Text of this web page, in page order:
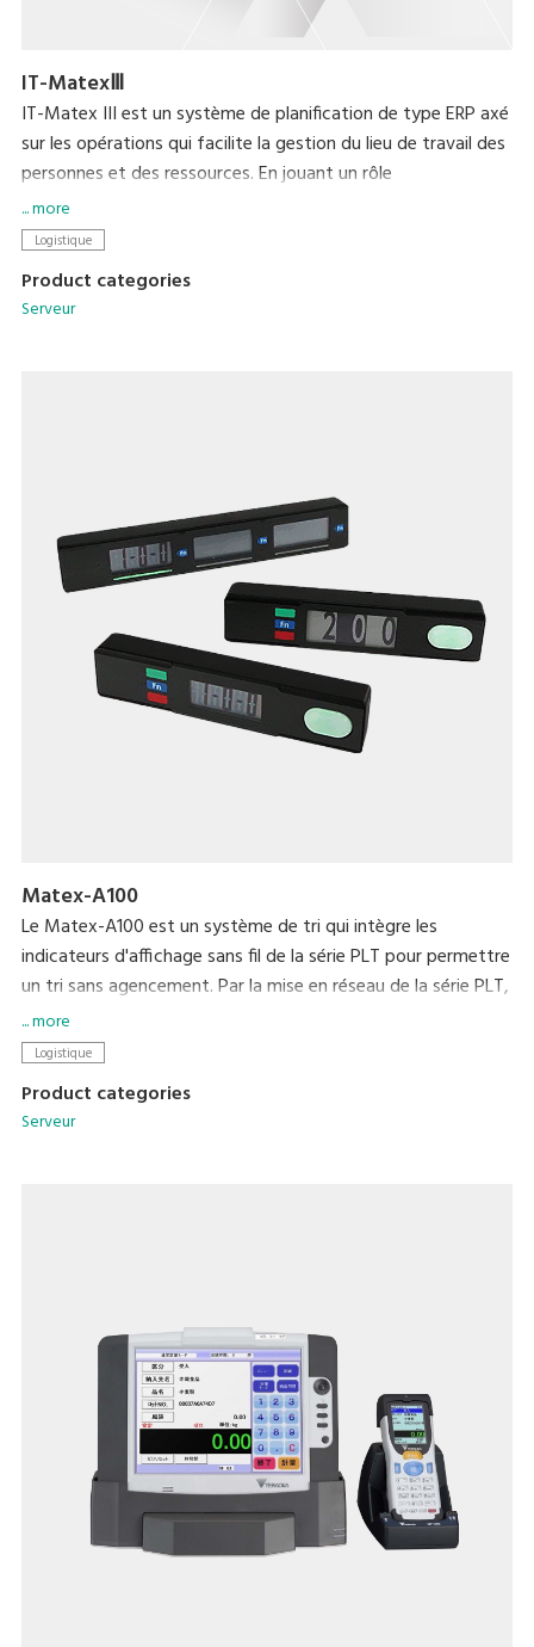
IT-MatexⅢ
IT-Matex III est un système de planification de type ERP axé
sur les opérations qui facilite la gestion du lieu de travail des
personnes et des ressources. En jouant un rôle
complémentaire dans l'ERP en servant d'interface avec le
milieu de travail, il répond à une série de questions en
grande productivité dans la sélection et la rationalisation de
la gestion de production.
... more
Logistique
Product categories
Serveur
Matex-A100
Le Matex-A100 est un système de tri qui intègre les
indicateurs d'affichage sans fil de la série PLT pour permettre
un tri sans agencement. Par la mise en réseau de la série PLT,
des imprimantes de la série GP et des dispositifs de
terminaux, via le logiciel d'emballage original DIGI, il s’agit
tri peut facilement être modifié du fait que les composants
sont connectés sans fil. Le travail de tri s’effectue en douceur
... more
Logistique
Product categories
Serveur